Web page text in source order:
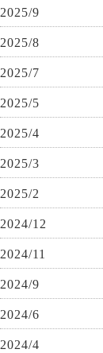
2025/9
2025/8
2025/7
2025/5
2025/4
2025/3
2025/2
2024/12
2024/11
2024/9
2024/6
2024/4